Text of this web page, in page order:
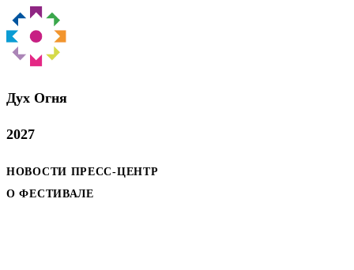
Дух Oгня
2027
НОВОСТИ ПРЕСС-ЦЕНТР
О ФЕСТИВАЛЕ